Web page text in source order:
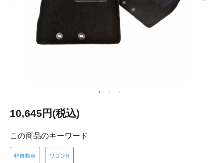
10,645円(税込)
この商品のキーワード
軽自動車 ワゴンR